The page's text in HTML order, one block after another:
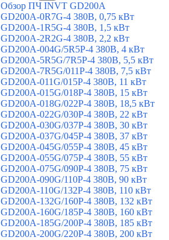
Обзор ПЧ INVT GD200A
GD200A-0R7G-4 380В, 0,75 кВт
GD200A-1R5G-4 380В, 1,5 кВт
GD200A-2R2G-4 380В, 2,2 кВт
GD200A-004G/5R5P-4 380В, 4 кВт
GD200A-5R5G/7R5P-4 380В, 5,5 кВт
GD200A-7R5G/011P-4 380В, 7,5 кВт
GD200A-011G/015P-4 380В, 11 кВт
GD200A-015G/018P-4 380В, 15 кВт
GD200A-018G/022P-4 380В, 18,5 кВт
GD200A-022G/030P-4 380В, 22 кВт
GD200A-030G/037P-4 380В, 30 кВт
GD200A-037G/045P-4 380В, 37 кВт
GD200A-045G/055P-4 380В, 45 кВт
GD200A-055G/075P-4 380В, 55 кВт
GD200A-075G/090P-4 380В, 75 кВт
GD200A-090G/110P-4 380В, 90 кВт
GD200A-110G/132P-4 380В, 110 кВт
GD200A-132G/160P-4 380В, 132 кВт
GD200A-160G/185P-4 380В, 160 кВт
GD200A-185G/200P-4 380В, 185 кВт
GD200A-200G/220P-4 380В, 200 кВт